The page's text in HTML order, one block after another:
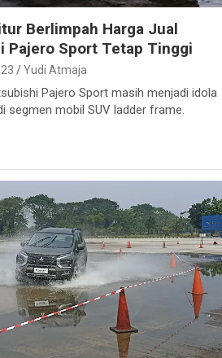
Berlimpah Harga Jual
Pajero Sport Tetap Tinggi
Yudi Atmaja
Pajero Sport masih menjadi idola
segmen mobil SUV ladder frame.